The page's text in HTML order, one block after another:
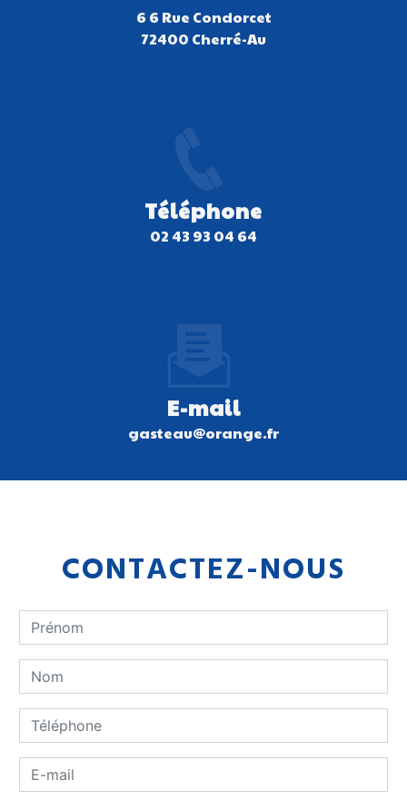
6 6 Rue Condorcet
72400 Cherré-Au
Téléphone
02 43 93 04 64
E-mail
gasteau@orange.fr
CONTACTEZ-NOUS